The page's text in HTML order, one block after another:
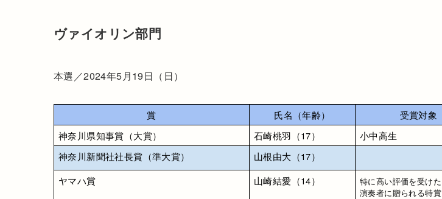
ヴァイオリン部門
本選／2024年5月19日（日）
賞 氏名（年齢） 受賞対象
神奈川県知事賞（大賞）
石崎桃羽（17） 小中高生
神奈川新聞社社長賞（準大賞）
山根由大（17）
ヤマハ賞
山崎結愛（14）
特に高い評価を受けた
演奏者に贈られる特賞